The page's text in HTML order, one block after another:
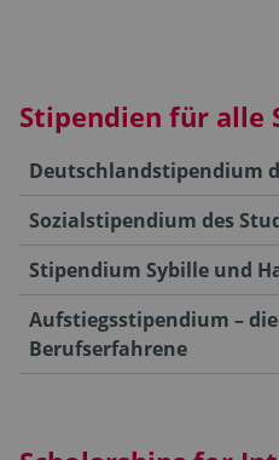
Stipendien für alle
Deutschlandstipendium
Sozialstipendium des
Stipendium Sybille und
Aufstiegsstipendium –
Berufserfahrene